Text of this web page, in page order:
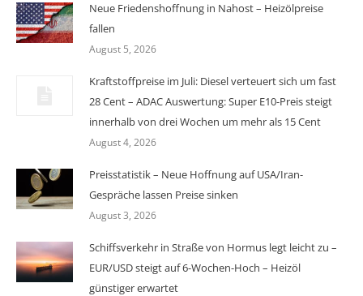
Neue Friedenshoffnung in Nahost – Heizölpreise
fallen
August 5, 2026
Kraftstoffpreise im Juli: Diesel verteuert sich um fast
28 Cent – ADAC Auswertung: Super E10-Preis steigt
innerhalb von drei Wochen um mehr als 15 Cent
August 4, 2026
Preisstatistik – Neue Hoffnung auf USA/Iran-
Gespräche lassen Preise sinken
August 3, 2026
Schiffsverkehr in Straße von Hormus legt leicht zu –
EUR/USD steigt auf 6-Wochen-Hoch – Heizöl
günstiger erwartet